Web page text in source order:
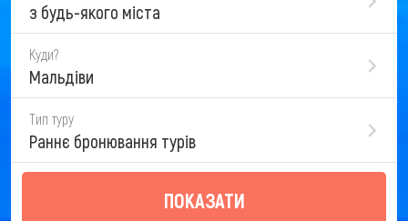
з будь-якого міста
Куди?
Мальдіви
Тип туру
Раннє бронювання турів
ПОКАЗАТИ